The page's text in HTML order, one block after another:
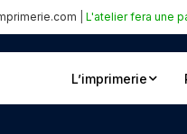
L'atelier fera une
L’imprimerie